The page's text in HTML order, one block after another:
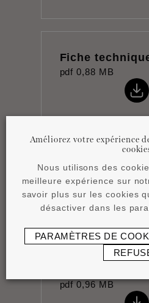
Fiche
pdf 0,88 MB
Product
pdf 4,15 MB
pdf 0,96 MB
Améliorez votre expérience
Nous utilisons des
meilleure expérience sur
savoir plus sur les cookies
désactiver dans les
PARAMÈTRES DE